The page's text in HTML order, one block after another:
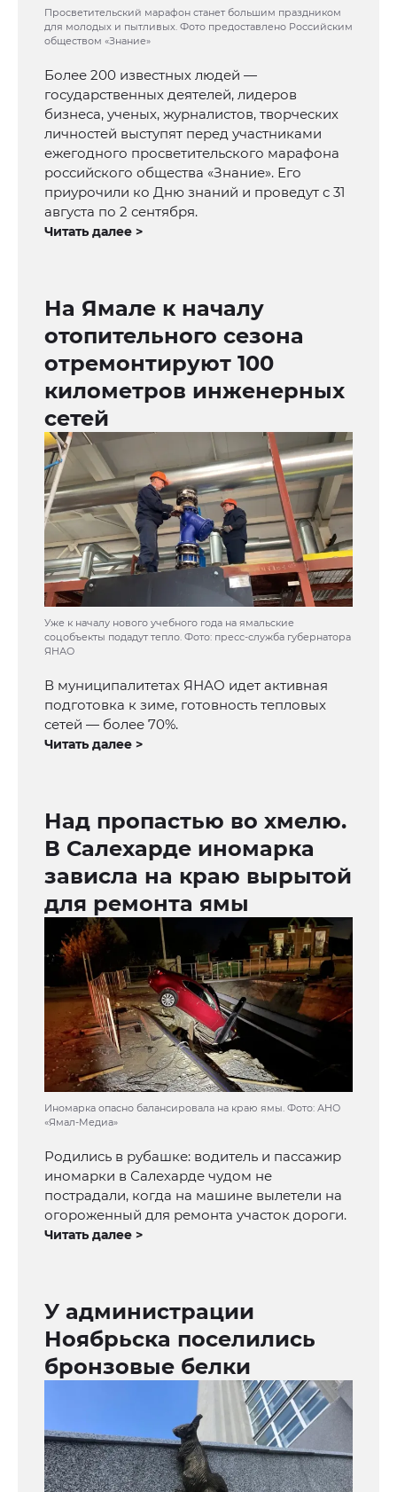
Просветительский марафон станет большим праздником
для молодых и пытливых. Фото предоставлено Российским
обществом «Знание»
Более 200 известных людей —
государственных деятелей, лидеров
бизнеса, ученых, журналистов, творческих
личностей выступят перед участниками
ежегодного просветительского марафона
российского общества «Знание». Его
приурочили ко Дню знаний и проведут с 31
августа по 2 сентября.
Читать далее >
На Ямале к началу
отопительного сезона
отремонтируют 100
километров инженерных
сетей
Уже к началу нового учебного года на ямальские
соцобъекты подадут тепло. Фото: пресс-служба губернатора
ЯНАО
В муниципалитетах ЯНАО идет активная
подготовка к зиме, готовность тепловых
сетей — более 70%.
Читать далее >
Над пропастью во хмелю.
В Салехарде иномарка
зависла на краю вырытой
для ремонта ямы
Иномарка опасно балансировала на краю ямы. Фото: АНО
«Ямал-Медиа»
Родились в рубашке: водитель и пассажир
иномарки в Салехарде чудом не
пострадали, когда на машине вылетели на
огороженный для ремонта участок дороги.
Читать далее >
У администрации
Ноябрьска поселились
бронзовые белки